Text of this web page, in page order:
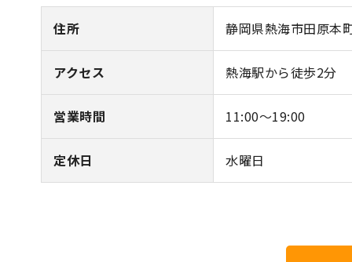
住所 静岡県熱海市田原本
アクセス 熱海駅から徒歩2分
営業時間 11:00～19:00
定休日 水曜日